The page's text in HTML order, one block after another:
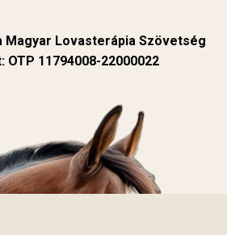
Magyar Lovasterápia Szövetség
OTP 11794008-22000022